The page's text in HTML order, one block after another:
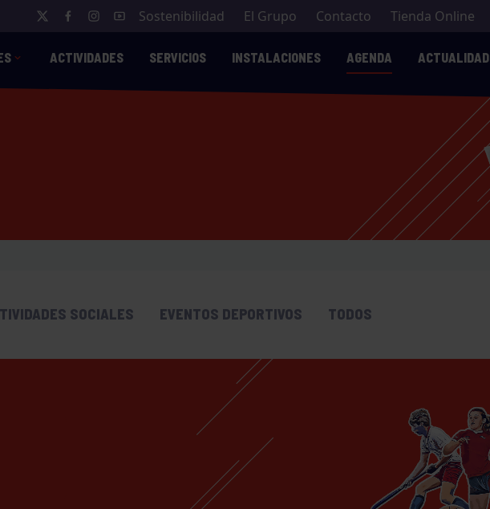
Sostenibilidad El Grupo Contacto Tienda Online
ACTIVIDADES SERVICIOS INSTALACIONES AGENDA ACTUALIDAD
SOCIALES EVENTOS DEPORTIVOS TODOS